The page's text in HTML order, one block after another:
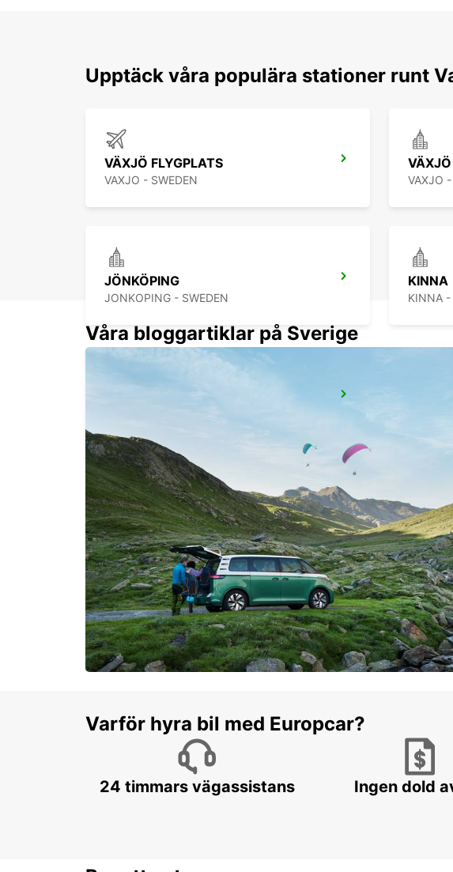
Upptäck våra populära stationer runt
VÄXJÖ FLYGPLATS
VAXJO - SWEDEN
VÄXJÖ
VAXJO -
JÖNKÖPING
JONKOPING - SWEDEN
KINNA
KINNA -
Våra bloggartiklar på Sverige
Varför hyra bil med Europcar?
24 timmars vägassistans Ingen dold